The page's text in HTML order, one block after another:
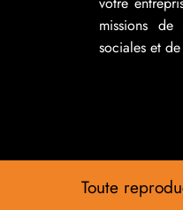
missions
sociales et
Toute